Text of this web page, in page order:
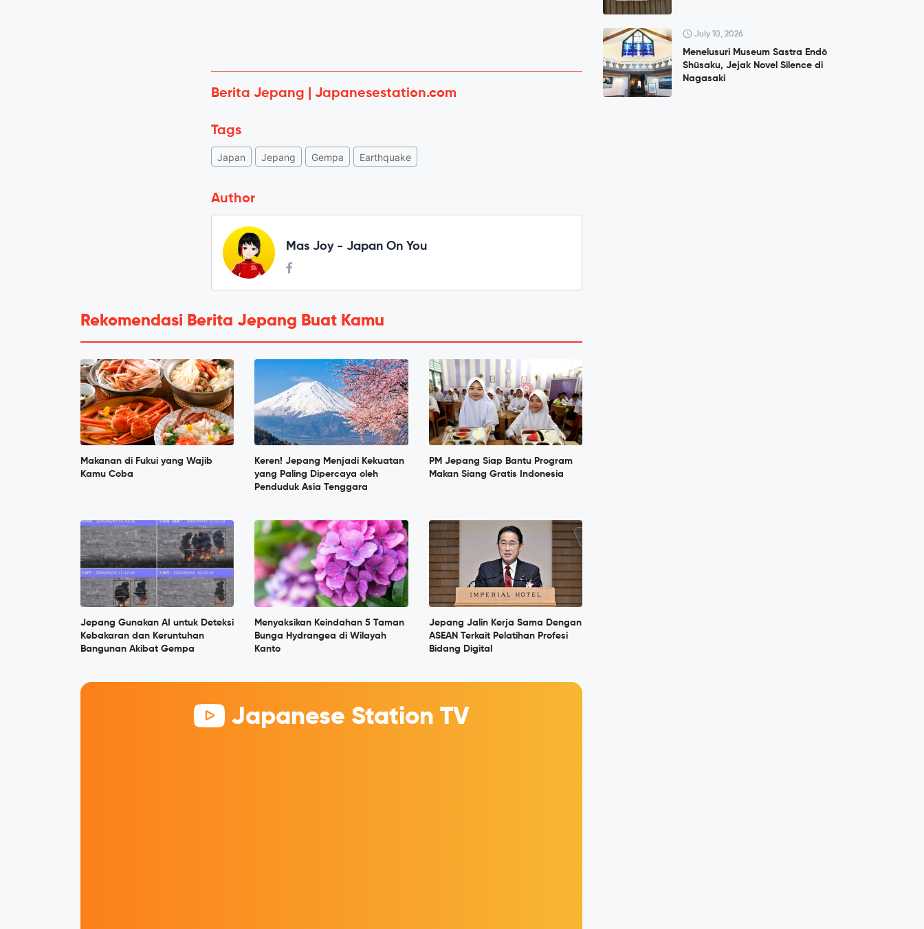
Berita Jepang | Japanesestation.com
Tags
Japan Jepang Gempa Earthquake
Author
Mas Joy - Japan On You
Rekomendasi Berita Jepang Buat Kamu
Makanan di Fukui yang Wajib
Kamu Coba
Keren! Jepang Menjadi Kekuatan
yang Paling Dipercaya oleh
Penduduk Asia Tenggara
PM Jepang Siap Bantu Program
Makan Siang Gratis Indonesia
Jepang Gunakan AI untuk Deteksi
Kebakaran dan Keruntuhan
Bangunan Akibat Gempa
Menyaksikan Keindahan 5 Taman
Bunga Hydrangea di Wilayah
Kanto
Jepang Jalin Kerja Sama Dengan
ASEAN Terkait Pelatihan Profesi
Bidang Digital
Japanese Station TV
July 10, 2026
Menelusuri Museum Sastra Endō
Shūsaku, Jejak Novel Silence di
Nagasaki